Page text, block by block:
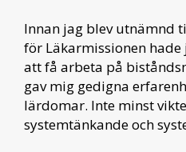
Innan jag blev utnämnd
för Läkarmissionen
att få arbeta på
gav mig gedigna
lärdomar. Inte minst
systemtänkande och